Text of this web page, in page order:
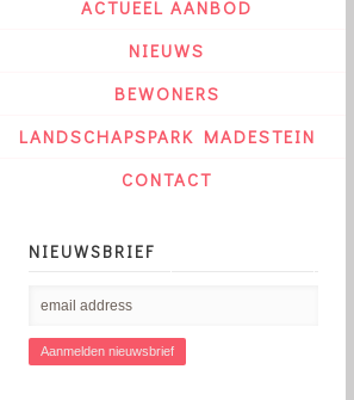
ACTUEEL AANBOD
NIEUWS
BEWONERS
LANDSCHAPSPARK MADESTEIN
CONTACT
NIEUWSBRIEF